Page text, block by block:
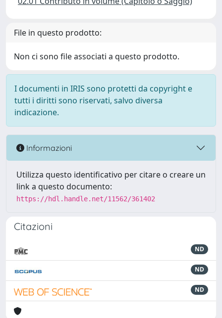
File in questo prodotto:
Non ci sono file associati a questo prodotto.
I documenti in IRIS sono protetti da copyright e
tutti i diritti sono riservati, salvo diversa
indicazione.
Informazioni
Utilizza questo identificativo per citare o creare un
link a questo documento:
https://hdl.handle.net/11562/361402
Citazioni
ND
ND
ND